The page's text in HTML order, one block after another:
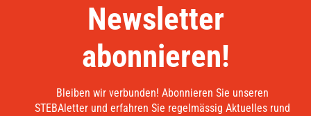
Newsletter
abonnieren!
Bleiben wir verbunden! Abonnieren Sie unseren
STEBAletter und erfahren Sie regelmässig Aktuelles rund